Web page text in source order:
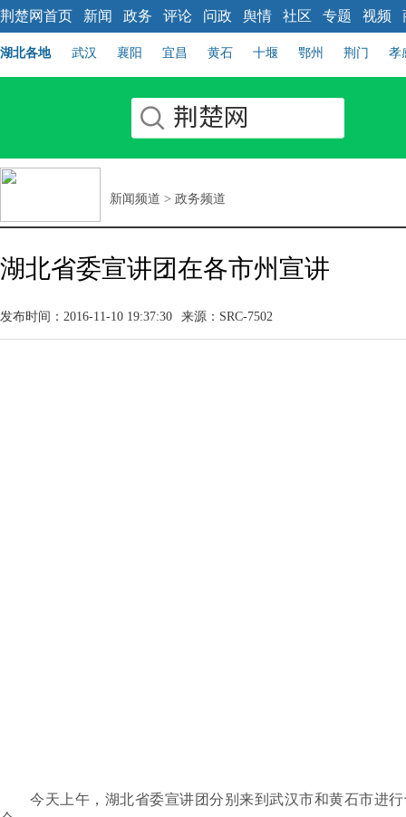
荆楚网首页 新闻 政务 评论 问政 舆情 社区 专题 视频
湖北各地 武汉 襄阳 宜昌 黄石 十堰 鄂州 荆门 孝
新闻频道 > 政务频道
湖北省委宣讲团在各市州宣讲
发布时间：2016-11-10 19:37:30 来源：SRC-7502
今天上午，湖北省委宣讲团分别来到武汉市和黄石市进行